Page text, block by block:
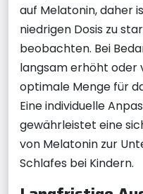
auf Melatonin, daher
niedrigen Dosis zu
beobachten. Bei
langsam erhöht oder
optimale Menge für
Eine individuelle
gewährleistet eine
von Melatonin zur
Schlafes bei Kindern.